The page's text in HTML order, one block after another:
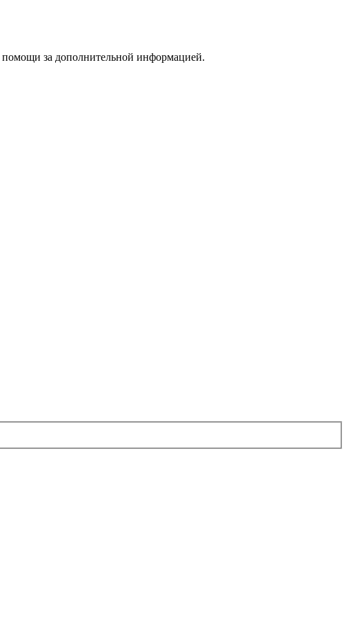
за дополнительной информацией.